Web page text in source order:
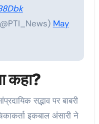
May
कहा?
सद्भाव पर बाबरी
इकबाल अंसारी ने